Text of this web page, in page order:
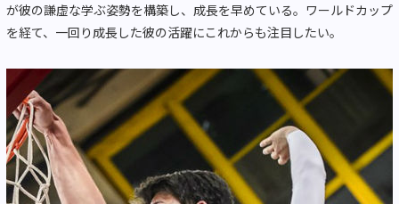
が彼の謙虚な学ぶ姿勢を構築し、成長を早めている。ワールドカップ
を経て、一回り成長した彼の活躍にこれからも注目したい。